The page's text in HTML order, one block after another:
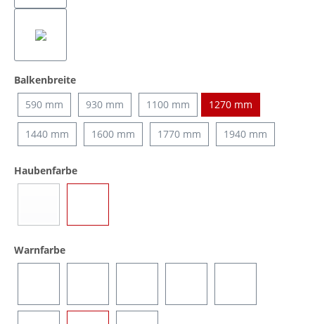
Balkenbreiteauswählen
590 mm
930 mm 1100 mm 1270 mm
1440 mm 1600 mm 1770 mm 1940 mm
Haubenfarbeauswählen
Warnfarbeauswählen